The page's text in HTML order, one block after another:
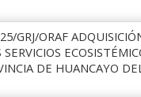
GRJ/ORAF
SERVICIOS
DE HUANCAYO